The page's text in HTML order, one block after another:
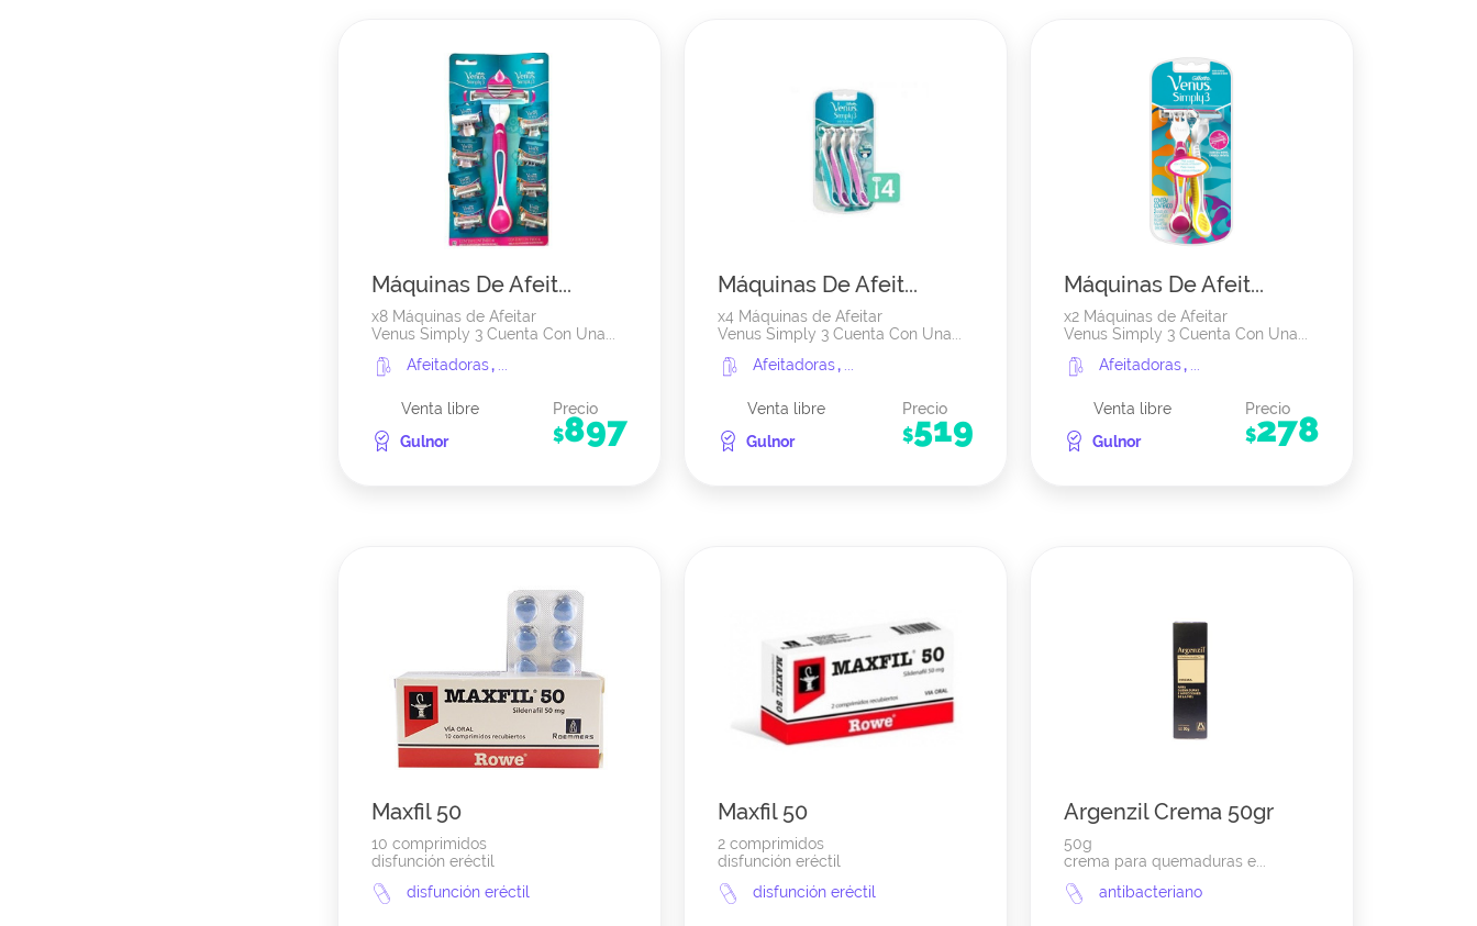
Máquinas De Afeit...
x8 Máquinas de Afeitar
Venus Simply 3 Cuenta Con Una...
Afeitadoras,
Venta libre
Gulnor
Precio
$897
Máquinas De Afeit...
x4 Máquinas de Afeitar
Venus Simply 3 Cuenta Con Una...
Afeitadoras,
Venta libre
Gulnor
Precio
$519
Máquinas De Afeit...
x2 Máquinas de Afeitar
Venus Simply 3 Cuenta Con Una...
Afeitadoras,
Venta libre
Gulnor
Precio
$278
Maxfil 50
10 comprimidos
disfunción eréctil
disfunción eréctil
Maxfil 50
2 comprimidos
disfunción eréctil
disfunción eréctil
Argenzil Crema 50gr
50g
crema para quemaduras e...
antibacteriano